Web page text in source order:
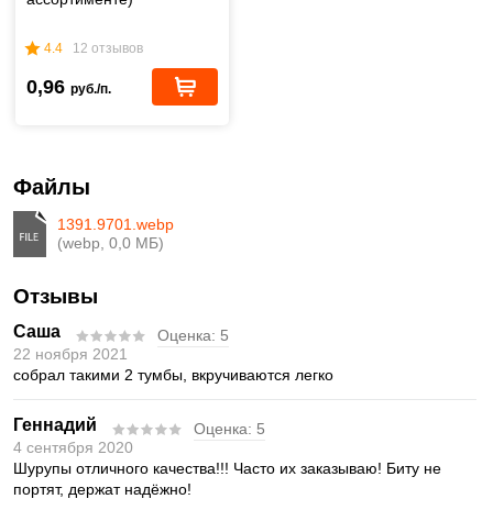
4.4 12 отзывов
0,96 руб./п.
Файлы
1391.9701.webp
(webp, 0,0 МБ)
Отзывы
Саша Оценка: 5
22 ноября 2021
собрал такими 2 тумбы, вкручиваются легко
Геннадий Оценка: 5
4 сентября 2020
Шурупы отличного качества!!! Часто их заказываю! Биту не
портят, держат надёжно!